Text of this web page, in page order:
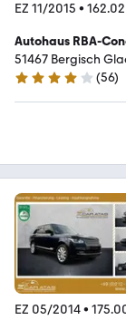
EZ 11/2015 •
Autohaus RBA-
51467 Bergisch
4.2 Sterne
(56)
EZ 05/2014•